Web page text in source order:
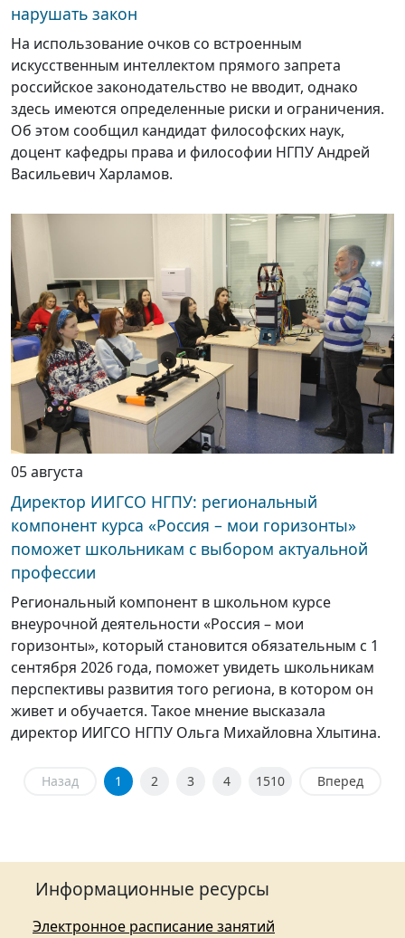
нарушать закон
На использование очков со встроенным
искусственным интеллектом прямого запрета
российское законодательство не вводит, однако
здесь имеются определенные риски и ограничения.
Об этом сообщил кандидат философских наук,
доцент кафедры права и философии НГПУ Андрей
Васильевич Харламов.
05 августа
Директор ИИГСО НГПУ: региональный
компонент курса «Россия – мои горизонты»
поможет школьникам с выбором актуальной
профессии
Региональный компонент в школьном курсе
внеурочной деятельности «Россия – мои
горизонты», который становится обязательным с 1
сентября 2026 года, поможет увидеть школьникам
перспективы развития того региона, в котором он
живет и обучается. Такое мнение высказала
директор ИИГСО НГПУ Ольга Михайловна Хлытина.
Назад 1 2 3 4 1510 Вперед
Информационные ресурсы
Электронное расписание занятий